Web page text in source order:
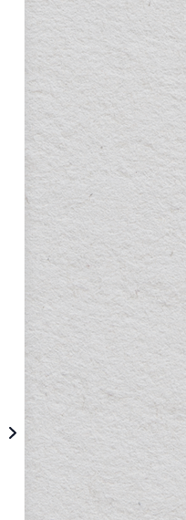
Дельфин. Summer
Sound х билайн